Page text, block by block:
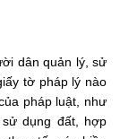
dân quản lý, sử
tờ pháp lý nào
pháp luật, như
dụng đất, hợp